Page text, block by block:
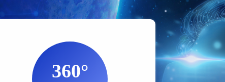
360°